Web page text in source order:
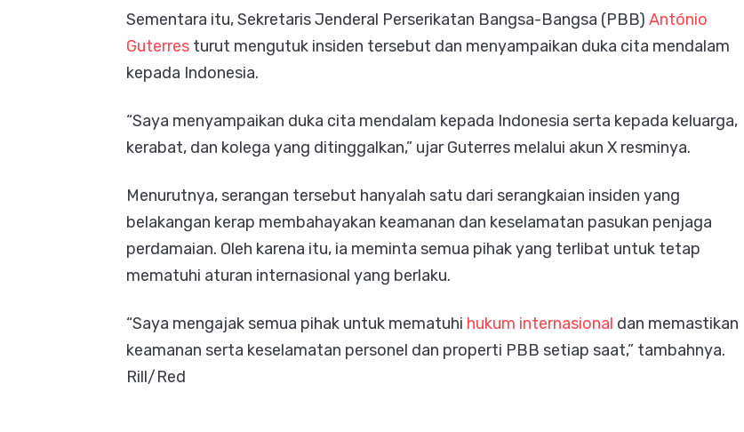
Sementara itu, Sekretaris Jenderal Perserikatan Bangsa-Bangsa (PBB) António
Guterres turut mengutuk insiden tersebut dan menyampaikan duka cita mendalam
kepada Indonesia.
“Saya menyampaikan duka cita mendalam kepada Indonesia serta kepada keluarga,
kerabat, dan kolega yang ditinggalkan,” ujar Guterres melalui akun X resminya.
Menurutnya, serangan tersebut hanyalah satu dari serangkaian insiden yang
belakangan kerap membahayakan keamanan dan keselamatan pasukan penjaga
perdamaian. Oleh karena itu, ia meminta semua pihak yang terlibat untuk tetap
mematuhi aturan internasional yang berlaku.
“Saya mengajak semua pihak untuk mematuhi hukum internasional dan memastikan
keamanan serta keselamatan personel dan properti PBB setiap saat,” tambahnya.
Rill/Red